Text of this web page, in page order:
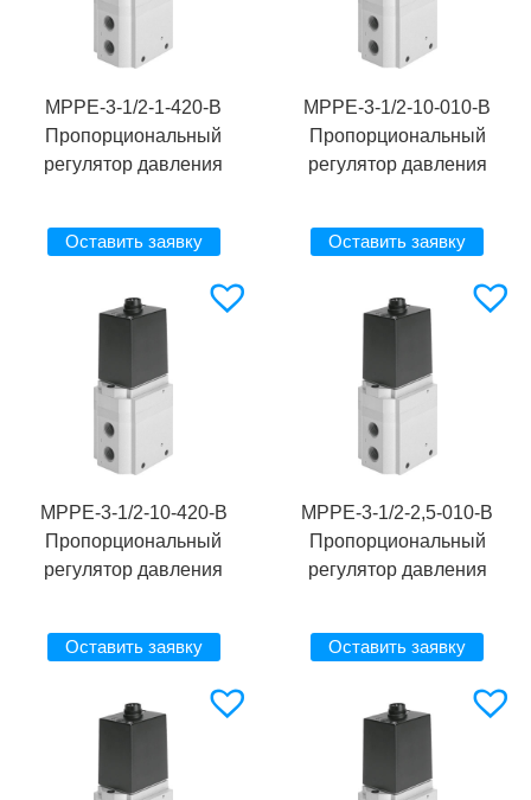
MPPE-3-1/2-1-420-B
Пропорциональный
регулятор давления
Оставить заявку
MPPE-3-1/2-10-010-B
Пропорциональный
регулятор давления
Оставить заявку
MPPE-3-1/2-10-420-B
Пропорциональный
регулятор давления
Оставить заявку
MPPE-3-1/2-2,5-010-B
Пропорциональный
регулятор давления
Оставить заявку